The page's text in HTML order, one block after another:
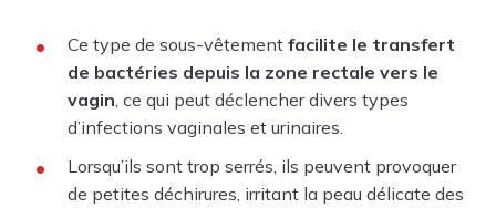
Ce type de sous-vêtement facilite le transfert
de bactéries depuis la zone rectale vers le
vagin , ce qui peut déclencher divers types
d’infections vaginales et urinaires.
Lorsqu’ils sont trop serrés, ils peuvent provoquer
de petites déchirures, irritant la peau délicate des